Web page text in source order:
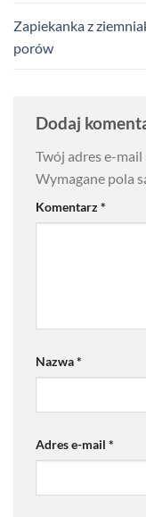
Zapiekanka z
porów
Dodaj
Twój adres e-
Wymagane pola
Komentarz*
Nazwa*
Adres e-mail *